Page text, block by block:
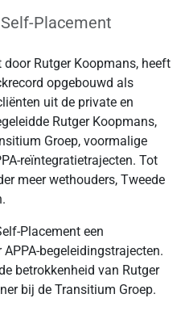
Self-Placement
Rutger Koopmans, heeft
opgebouwd als
uit de private en
Rutger Koopmans,
Groep, voormalige
reïntegratietrajecten. Tot
meer wethouders, Tweede
Placement een
begeleidingstrajecten.
betrokkenheid van Rutger
bij de Transitium Groep.